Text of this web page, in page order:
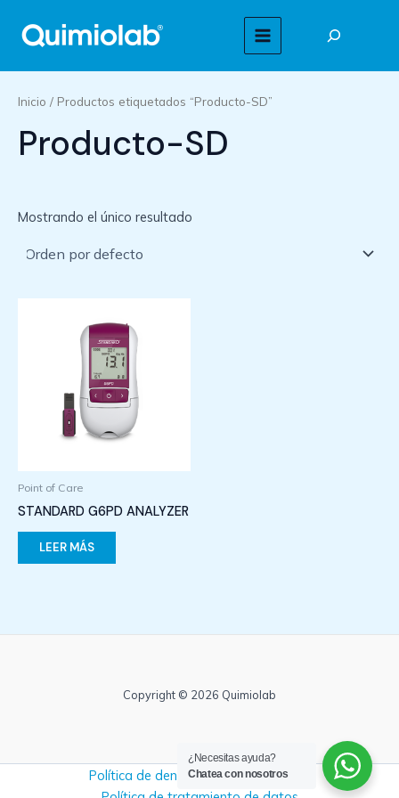
contenido
MAIN
Inicio / Productos etiquetados “Producto-SD”
Producto-SD
Mostrando el único resultado
Point of Care
STANDARD G6PD ANALYZER
LEER MÁS
Copyright © 2026 Quimiolab
Política de denuncias y no retaliación
¿Necesitas ayuda?
Chatea con nosotros